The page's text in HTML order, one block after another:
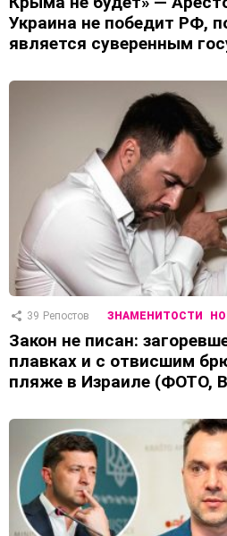
Украина не победит РФ,
является суверенным
39 Репостов ЗНАМЕНИТОСТИ
Закон не писан:
плавках и с отвисшим
пляже в Израиле (ФОТО,